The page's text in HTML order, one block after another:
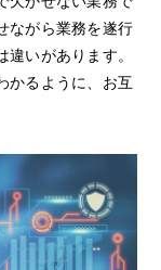
ながら業務を遂行
いがあります。
かるように、お互